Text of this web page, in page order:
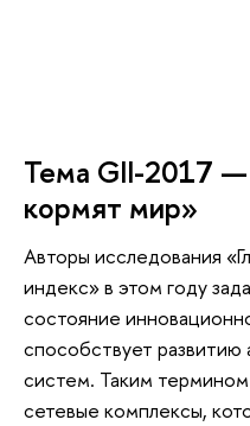
Тема GII-2017
кормят мир»
Авторы исследования
индекс» в этом году
состояние
способствует
систем. Таким
сетевые комплексы,